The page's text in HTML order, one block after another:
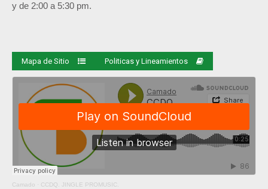
y de 2:00 a 5:30 pm.
Mapa de Sitio Politicas y Lineamientos
Camado · CCDQ. JINGLE PROMUSIC.